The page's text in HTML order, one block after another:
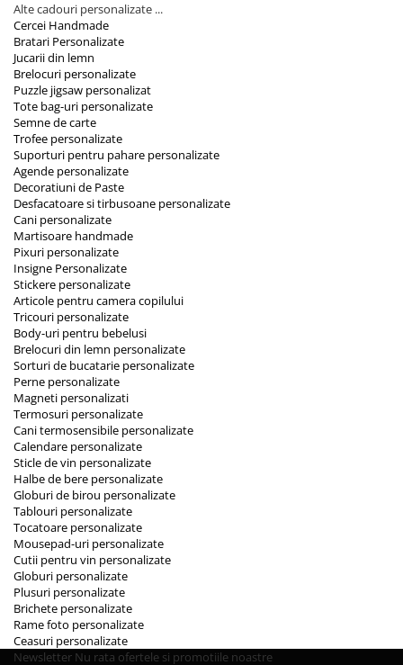
Alte cadouri personalizate ...
Cercei Handmade
Bratari Personalizate
Jucarii din lemn
Brelocuri personalizate
Puzzle jigsaw personalizat
Tote bag-uri personalizate
Semne de carte
Trofee personalizate
Suporturi pentru pahare personalizate
Agende personalizate
Decoratiuni de Paste
Desfacatoare si tirbusoane personalizate
Cani personalizate
Martisoare handmade
Pixuri personalizate
Insigne Personalizate
Stickere personalizate
Articole pentru camera copilului
Tricouri personalizate
Body-uri pentru bebelusi
Brelocuri din lemn personalizate
Sorturi de bucatarie personalizate
Perne personalizate
Magneti personalizati
Termosuri personalizate
Cani termosensibile personalizate
Calendare personalizate
Sticle de vin personalizate
Halbe de bere personalizate
Globuri de birou personalizate
Tablouri personalizate
Tocatoare personalizate
Mousepad-uri personalizate
Cutii pentru vin personalizate
Globuri personalizate
Plusuri personalizate
Brichete personalizate
Rame foto personalizate
Ceasuri personalizate
Newsletter Nu rata ofertele si promotiile noastre